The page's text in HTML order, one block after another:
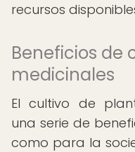
recursos
Beneficios de
medicinales
El cultivo de
una serie de
como para la